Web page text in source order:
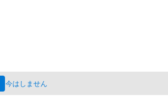
今はしません